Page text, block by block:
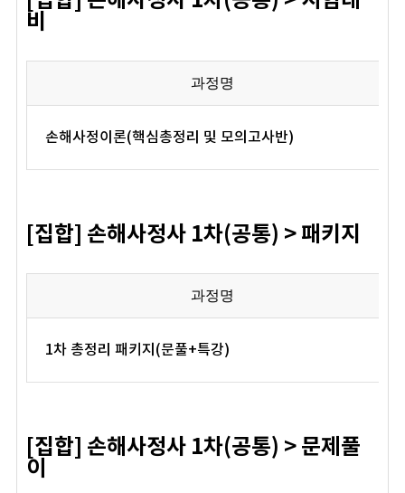
비
과정명
손해사정이론(핵심총정리 및 모의고사반)
[집합] 손해사정사 1차(공통) > 패키지
과정명
1차 총정리 패키지(문풀+특강)
[집합] 손해사정사 1차(공통) > 문제풀
이